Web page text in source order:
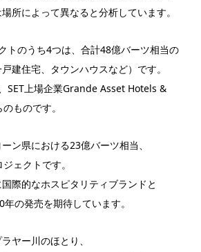
所によって異なると分析しています。
トのうち4つは、合計48億バーツ相当の
建住宅、タウンハウスなど）です。
SET上場企業Grande Asset Hotels &
ものです。
ン県における23億バーツ相当、
ェクトです。
際的なホスピタリティブランドと
の発売を期待しています。
ヤー川のほとり、